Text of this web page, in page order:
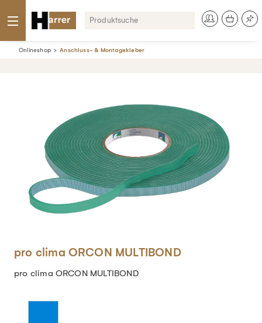
Onlineshop Anschluss- & Montagekleber
pro clima ORCON MULTIBOND
pro clima ORCON MULTIBOND